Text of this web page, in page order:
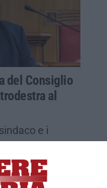
del Consiglio
al
e i
prima del